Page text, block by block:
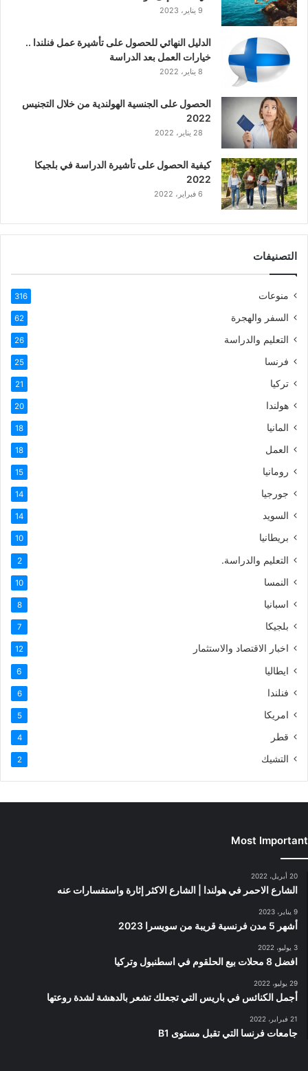
9 يناير، 2023
الدليل النهائي للحصول على تأشيرة عمل فنلندا ..
خيارات العمل بعد الدراسة
8 يناير، 2022
الحصول على الجنسية الهولندية من خلال التجنيس
2022
28 يناير، 2022
كيفية الحصول على تأشيرة الدراسة في بلجيكا
2022
6 فبراير، 2022
التصنيفات
منوعات 316
السفر والهجرة 62
التعليم والدراسة 26
فرنسا 25
تركيا 21
هولندا 20
المانيا 18
العمل 18
رومانيا 15
جورجيا 14
السويد 14
بريطانيا 10
التعليم والدراسة. 2
النمسا 10
اسبانيا 8
بلجيكا 7
اخبار الاقتصاد والاستثمار 12
ايطاليا 6
فنلندا 6
امريكا 5
قطر 4
التشيك 2
Most Important
20 أبريل، 2022
الشارع الاحمر في هولندا | الشارع الاكثر إثارة واستفسارات عنه
9 يناير، 2023
أشهر 5 مدن فرنسية قريبة من سويسرا 2023
3 يوليو، 2022
افضل 8 محلات بيع الحلقوم في اسطنبول وتركيا
29 يوليو، 2022
أجمل الكنائس في باريس التي تجعلك تشعر بالدهشة لشدة روعتها
21 فبراير، 2022
جامعات فرنسا التي تقبل مستوى B1